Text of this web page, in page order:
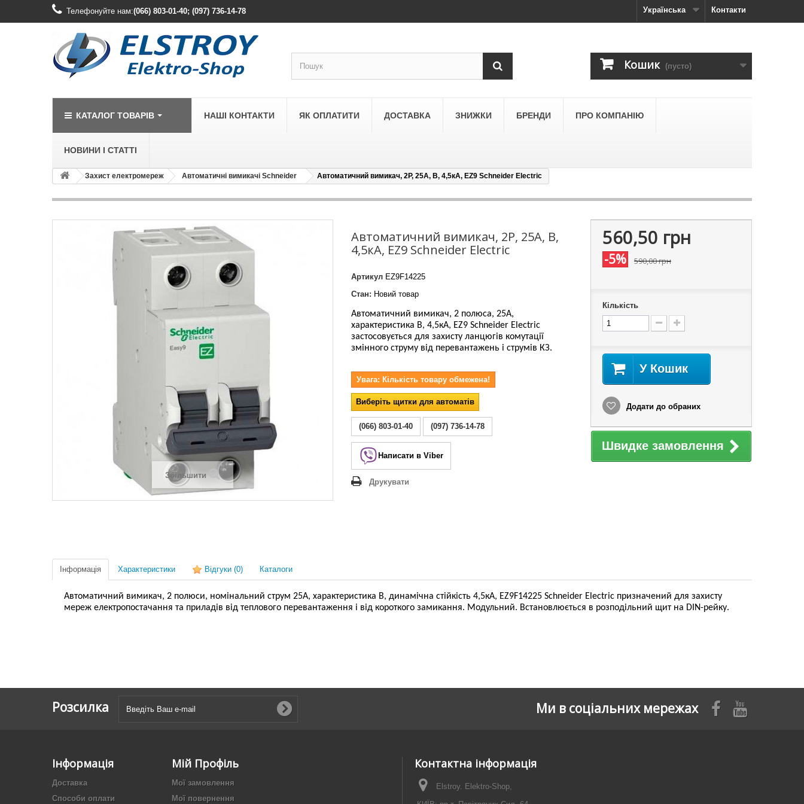
Контакти
Телефонуйте нам:(066) 803-01-40; (097) 736-14-78 Українська
Кошик (пусто)
КАТАЛОГ ТОВАРІВ
LEGRAND
Legrand Celiane
Legrand Etika
Legrand Forix
Legrand SUNO
Legrand Valena Classic
Legrand Valena Life
LEGRAND
LEZARD
Lezard Deriy
НАШІ КОНТАКТИ ЯК ОПЛАТИТИ ДОСТАВКА ЗНИЖКИ БРЕНДИ ПРО КОМПАНІЮ
НОВИНИ І СТАТТІ
Захист електромереж Автоматичні вимикачі Schneider Автоматичний вимикач, 2Р, 25А, В, 4,5кА, EZ9 Schneider Electric
Збільшити
Автоматичний вимикач, 2Р, 25А, В,
4,5кА, EZ9 Schneider Electric
Артикул EZ9F14225
Стан: Новий товар
Автоматичний вимикач, 2 полюса, 25А,
характеристика В, 4,5кА, EZ9 Schneider Electric
застосовується для захисту ланцюгів комутації
змінного струму від перевантажень і струмів КЗ.
Увага: Кількість товару обмежена!
Виберіть щитки для автоматів
(066) 803-01-40 (097) 736-14-78
Написати в Viber
Друкувати
560,50 грн
-5% 590,00 грн
Кількість
У Кошик
Додати до обраних
Швидке замовлення
Інформація Характеристики Відгуки (0) Каталоги
Автоматичний вимикач, 2 полюси, номінальний струм 25А, характеристика В, динамічна стійкість 4,5кА, EZ9F14225 Schneider Electric призначений для захисту
мереж електропостачання та приладів від теплового перевантаження і від короткого замикання. Модульний. Встановлюється в розподільний щит на DIN-рейку.
Розсилка Ми в соціальних мережах
Інформація
Доставка
Способи оплати
Мій Профіль
Мої замовлення
Мої повернення
Контактна інформація
Elstroy. Elektro-Shop,